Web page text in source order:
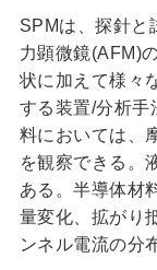
SPMは、探針と
力顕微鏡(AFM)
状に加えて様々
する装置/分析手
料においては、
を観察できる。
ある。半導体材
量変化、拡がり
ンネル電流の分